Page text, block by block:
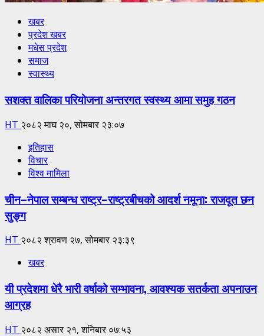
खबर
प्रदेश खबर
मधेस प्रदेश
समाज
स्वास्थ्य
सशक्त वालिका परियोजना अन्तरगत स्वस्थ्य आमा समुह गठन
HT २०८२ माघ २०, सोमबार २३:०७
इतिहास
विचार
विश्व मामिला
चीन–नेपाल सम्बन्ध राष्ट्र–राष्ट्रबीचको आदर्श नमूना: राजदूत छन
सुङ्ग
HT २०८२ श्रावण २७, सोमबार २३:३९
खबर
यी प्रदेशमा धेरै भारी वर्षाको सम्भावना, आवश्यक सतर्कता अपनाउन
आग्रह
HT २०८२ असार २१, शनिबार ०७:५३